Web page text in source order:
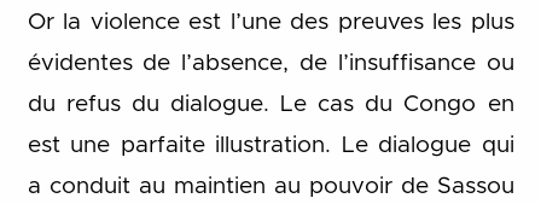
Or la violence est l’une des preuves les plus
évidentes de l’absence, de l’insuffisance ou
du refus du dialogue. Le cas du Congo en
est une parfaite illustration. Le dialogue qui
a conduit au maintien au pouvoir de Sassou